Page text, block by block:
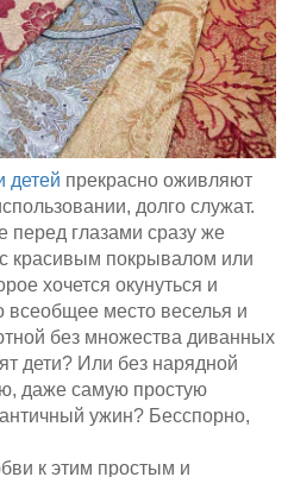
детей прекрасно оживляют
долго служат.
перед глазами сразу же
с красивым покрывалом или
хочется окунуться и
всеобщее место веселья и
без множества диванных
дети? Или без нарядной
даже самую простую
ужин? Бесспорно,
к этим простым и